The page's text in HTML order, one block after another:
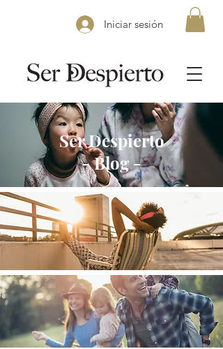
Iniciar sesión
Ser Despierto
- Blog -